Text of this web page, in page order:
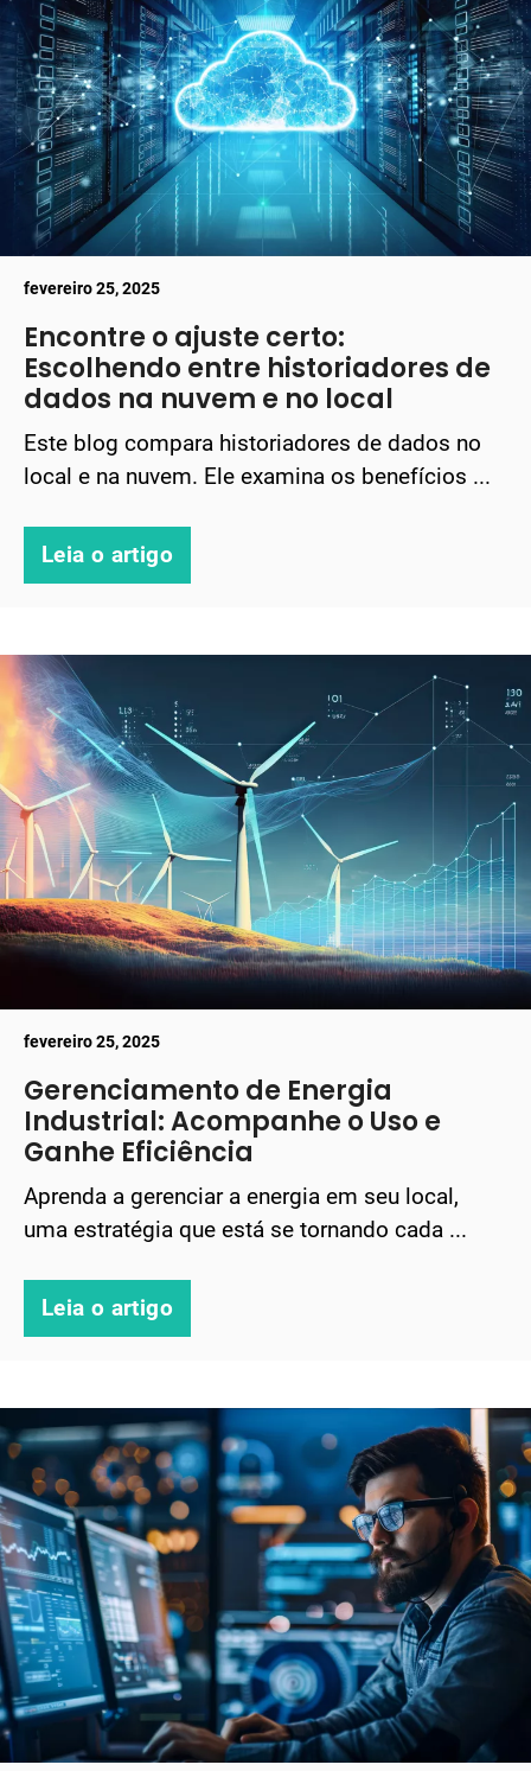
fevereiro 25, 2025
Encontre o ajuste certo:
Escolhendo entre historiadores de
dados na nuvem e no local
Este blog compara historiadores de dados no
local e na nuvem. Ele examina os benefícios ...
Leia o artigo
fevereiro 25, 2025
Gerenciamento de Energia
Industrial: Acompanhe o Uso e
Ganhe Eficiência
Aprenda a gerenciar a energia em seu local,
uma estratégia que está se tornando cada ...
Leia o artigo